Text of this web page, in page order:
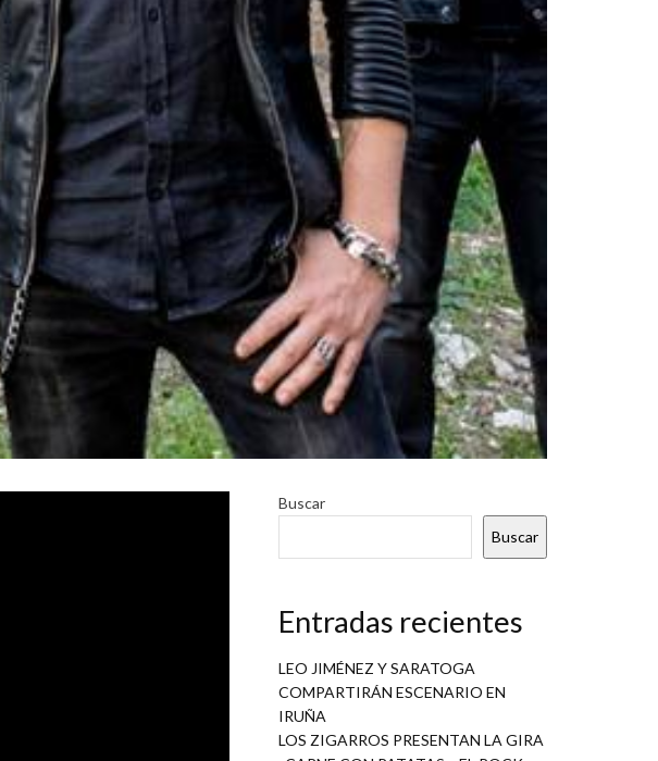
Buscar
Buscar
Entradas recientes
LEO JIMÉNEZ Y SARATOGA
COMPARTIRÁN ESCENARIO EN
IRUÑA
LOS ZIGARROS PRESENTAN LA GIRA